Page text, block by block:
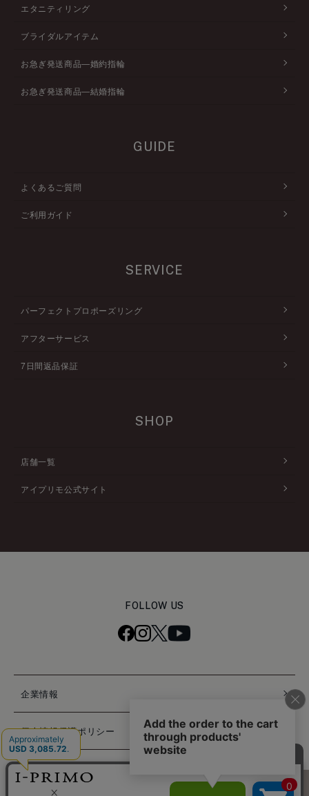
エタニティリング
ブライダルアイテム
お急ぎ発送商品―婚約指輪
お急ぎ発送商品―結婚指輪
GUIDE
よくあるご質問
ご利用ガイド
SERVICE
パーフェクトプロポーズリング
アフターサービス
7日間返品保証
SHOP
店舗一覧
アイプリモ公式サイト
FOLLOW US
企業情報
個人情報保護ポリシー
特定商取引法に基づく表記